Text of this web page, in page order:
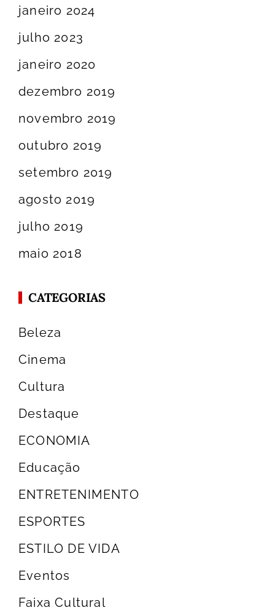
janeiro 2024
julho 2023
janeiro 2020
dezembro 2019
novembro 2019
outubro 2019
setembro 2019
agosto 2019
julho 2019
maio 2018
CATEGORIAS
Beleza
Cinema
Cultura
Destaque
ECONOMIA
Educação
ENTRETENIMENTO
ESPORTES
ESTILO DE VIDA
Eventos
Faixa Cultural